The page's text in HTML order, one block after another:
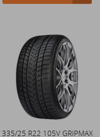
335/25 R22 105V GRIPMAX